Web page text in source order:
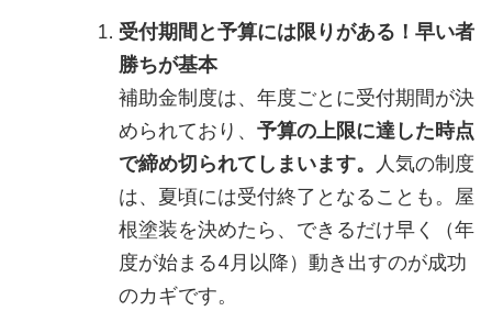
受付期間と予算には限りがある！早い者
勝ちが基本
補助金制度は、年度ごとに受付期間が決
められており、 予算の上限に達した時点
で締め切られてしまいます。 人気の制度
は、夏頃には受付終了となることも。屋
根塗装を決めたら、できるだけ早く（年
度が始まる4月以降）動き出すのが成功
のカギです。